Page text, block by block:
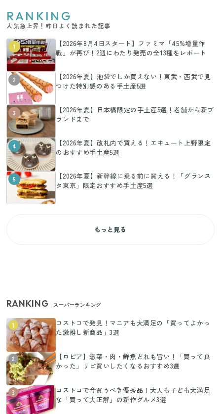
RANKING
人気急上昇！昨日よく読まれた記事
1
【2026年8月4日スタート】ファミマ「45%増量作
戦」が再び！2週にわたり発売の全13種をレポート
2
【2026年夏】池袋でしか買えない！東武・西武で見
つけた特別感のある手土産5選
3
【2026年夏】日本橋限定の手土産5選！老舗から新ブ
ランドまで
4
【2026年夏】改札内で買える！エキュート上野限定
のおすすめ手土産5選
5
【2026年夏】新幹線に乗る前に買える！「グランス
タ東京」限定おすすめ手土産5選
もっと見る
RANKING スーパーランキング
1
コストコで発見！マニアも大満足の「買ってよかっ
た激推し新商品」3選
2
【ロピア】惣菜・肉・鮮魚どれも旨い！「買って良
かった」リピ買いしたくなるおすすめ3選
3
コストコで今買うべき優秀品！大人も子ども大満足
な「買って大正解」の新作グルメ3選